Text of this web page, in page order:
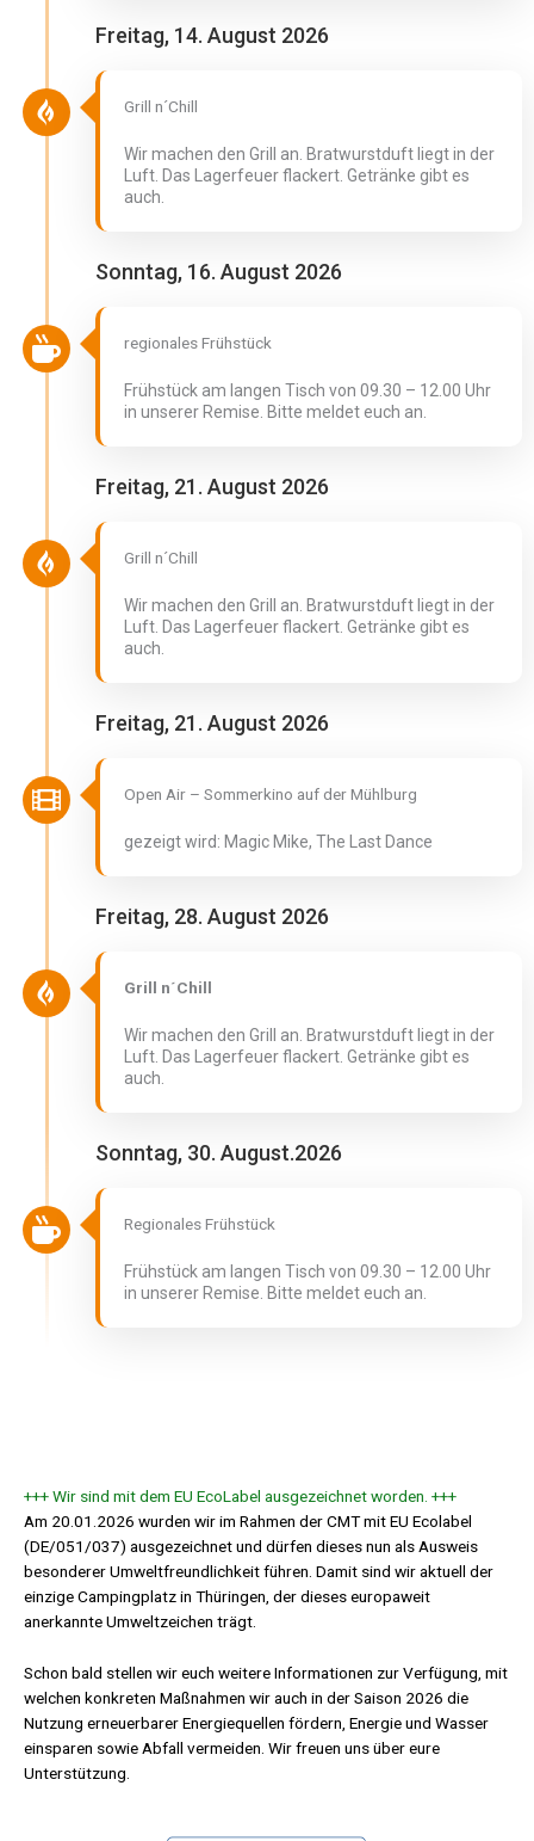
Freitag, 14. August 2026
Grill n´Chill
Wir machen den Grill an. Bratwurstduft liegt in der
Luft. Das Lagerfeuer flackert. Getränke gibt es
auch.
Sonntag, 16. August 2026
regionales Frühstück
Frühstück am langen Tisch von 09.30 – 12.00 Uhr
in unserer Remise. Bitte meldet euch an.
Freitag, 21. August 2026
Grill n´Chill
Wir machen den Grill an. Bratwurstduft liegt in der
Luft. Das Lagerfeuer flackert. Getränke gibt es
auch.
Freitag, 21. August 2026
Open Air – Sommerkino auf der Mühlburg
gezeigt wird: Magic Mike, The Last Dance
Freitag, 28. August 2026
Grill n´Chill
Wir machen den Grill an. Bratwurstduft liegt in der
Luft. Das Lagerfeuer flackert. Getränke gibt es
auch.
Sonntag, 30. August.2026
Regionales Frühstück
Frühstück am langen Tisch von 09.30 – 12.00 Uhr
in unserer Remise. Bitte meldet euch an.
+++ Wir sind mit dem EU EcoLabel ausgezeichnet worden. +++
Am 20.01.2026 wurden wir im Rahmen der CMT mit EU Ecolabel
(DE/051/037) ausgezeichnet und dürfen dieses nun als Ausweis
besonderer Umweltfreundlichkeit führen. Damit sind wir aktuell der
einzige Campingplatz in Thüringen, der dieses europaweit
anerkannte Umweltzeichen trägt.
Schon bald stellen wir euch weitere Informationen zur Verfügung, mit
welchen konkreten Maßnahmen wir auch in der Saison 2026 die
Nutzung erneuerbarer Energiequellen fördern, Energie und Wasser
einsparen sowie Abfall vermeiden. Wir freuen uns über eure
Unterstützung.